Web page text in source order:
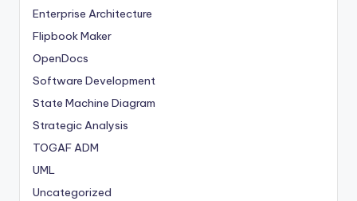
Enterprise Architecture
Flipbook Maker
OpenDocs
Software Development
State Machine Diagram
Strategic Analysis
TOGAF ADM
UML
Uncategorized